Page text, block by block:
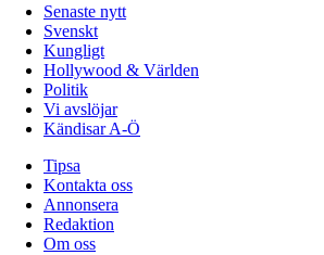
Senaste nytt
Svenskt
Kungligt
Hollywood & Världen
Politik
Vi avslöjar
Kändisar A-Ö
Tipsa
Kontakta oss
Annonsera
Redaktion
Om oss